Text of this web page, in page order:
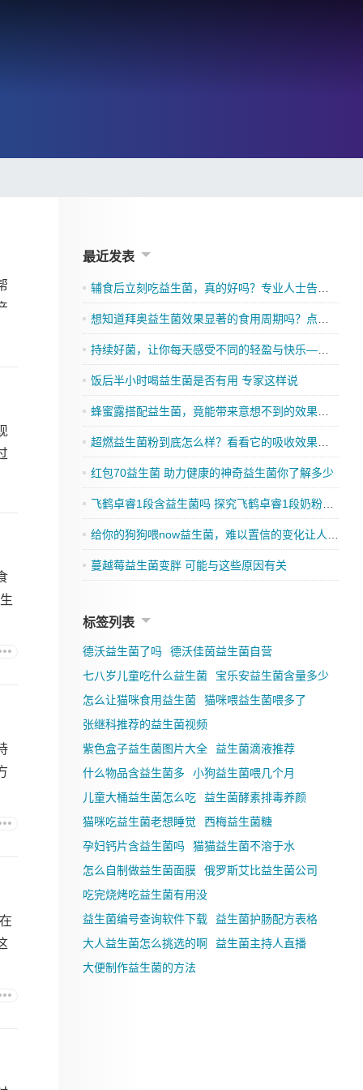
最近发表
辅食后立刻吃益生菌，真的好吗？专业人士告诉你
想知道拜奥益生菌效果显著的食用周期吗？点击了解吧
持续好菌，让你每天感受不同的轻盈与快乐——格兰迪莱益生菌来袭”
饭后半小时喝益生菌是否有用 专家这样说
蜂蜜露搭配益生菌，竟能带来意想不到的效果，你还在等什么？
超燃益生菌粉到底怎么样？看看它的吸收效果如何
红包70益生菌 助力健康的神奇益生菌你了解多少
飞鹤卓睿1段含益生菌吗 探究飞鹤卓睿1段奶粉的成分是否有益生菌
给你的狗狗喂now益生菌，难以置信的变化让人刮目相看
蔓越莓益生菌变胖 可能与这些原因有关
标签列表
德沃益生菌了吗
德沃佳茵益生菌自营
七八岁儿童吃什么益生菌
宝乐安益生菌含量多少
怎么让猫咪食用益生菌
猫咪喂益生菌喂多了
张继科推荐的益生菌视频
紫色盒子益生菌图片大全
益生菌滴液推荐
什么物品含益生菌多
小狗益生菌喂几个月
儿童大桶益生菌怎么吃
益生菌酵素排毒养颜
猫咪吃益生菌老想睡觉
西梅益生菌糖
孕妇钙片含益生菌吗
猫猫益生菌不溶于水
怎么自制做益生菌面膜
俄罗斯艾比益生菌公司
吃完烧烤吃益生菌有用没
益生菌编号查询软件下载
益生菌护肠配方表格
大人益生菌怎么挑选的啊
益生菌主持人直播
大便制作益生菌的方法